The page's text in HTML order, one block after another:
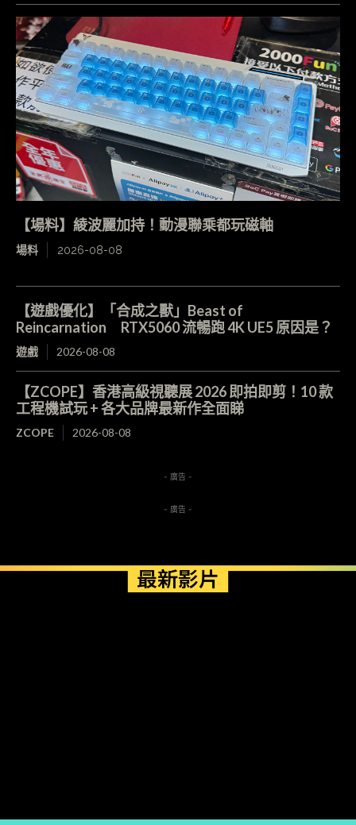
【場料】綾波麗加持！動漫聯乘都玩磁軸
場料 2026-08-08
【遊戲優化】「合成之獸」Beast of
Reincarnation RTX5060 流暢跑 4K UE5 原因是？
遊戲 2026-08-08
【ZCOPE】香港高級視聽展 2026 即拍即剪！10 款
工程機試玩 + 各大品牌最新作全面睇
ZCOPE 2026-08-08
- 廣告 -
- 廣告 -
最新影片